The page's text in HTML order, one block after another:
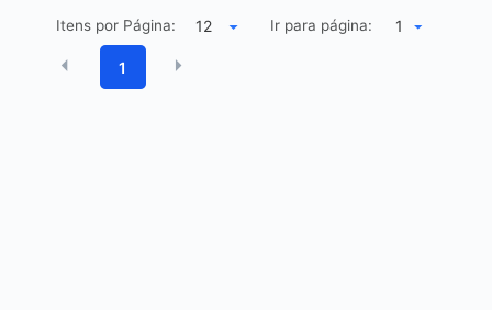
Itens por Página: Ir para página: 1
1